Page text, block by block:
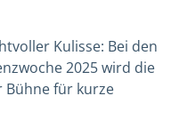
Kulisse: Bei den
2025 wird die
Bühne für kurze